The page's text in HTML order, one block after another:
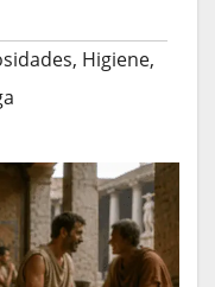
, Higiene,